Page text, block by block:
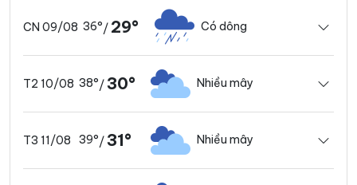
CN 09/08 36°/ 29° Có dông
T2 10/08 38°/30° Nhiều mây
T3 11/08 39°/31° Nhiều mây